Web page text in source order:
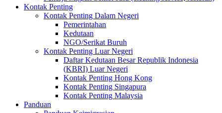
Kontak Penting
Kontak Penting Dalam Negeri
Pemerintahan
Kedutaan
NGO/Serikat Buruh
Kontak Penting Luar Negeri
Daftar Kedutaan Besar Republik Indonesia
(KBRI) Luar Negeri
Kontak Penting Hong Kong
Kontak Penting Singapura
Kontak Penting Malaysia
Panduan